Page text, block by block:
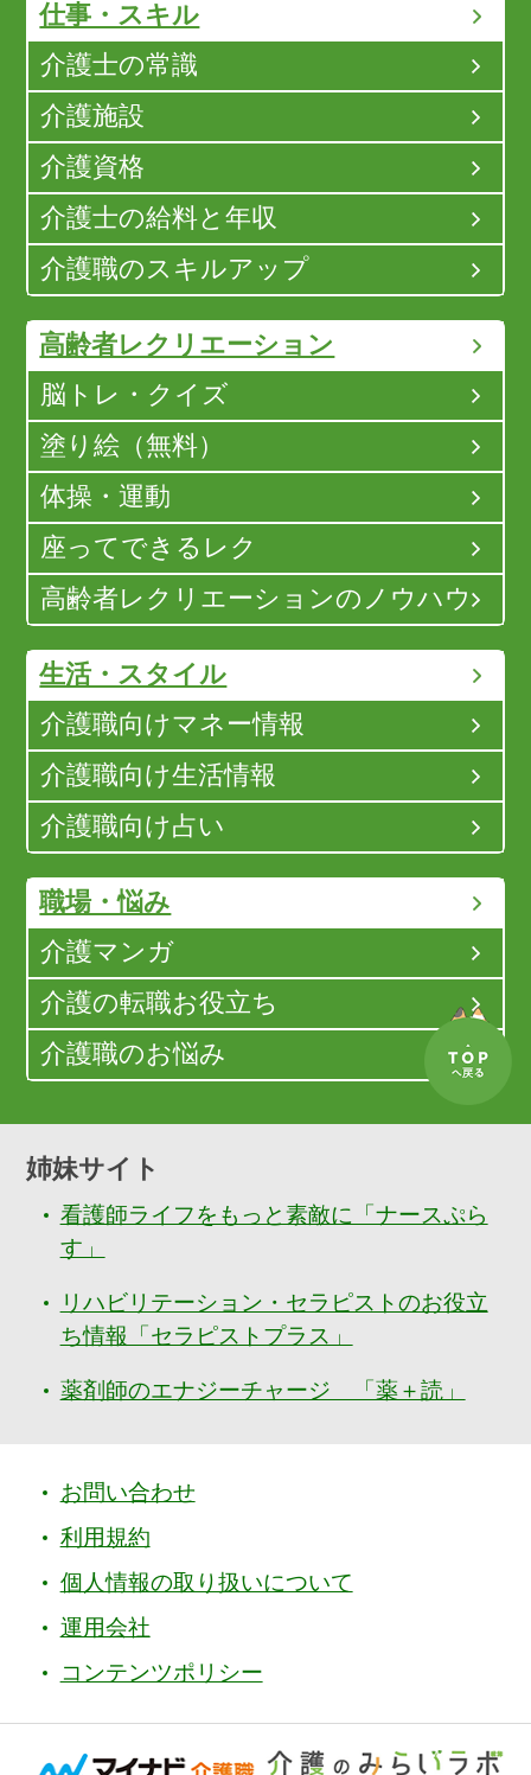
仕事・スキル
介護士の常識
介護施設
介護資格
介護士の給料と年収
介護職のスキルアップ
高齢者レクリエーション
脳トレ・クイズ
塗り絵（無料）
体操・運動
座ってできるレク
高齢者レクリエーションのノウハウ
生活・スタイル
介護職向けマネー情報
介護職向け生活情報
介護職向け占い
職場・悩み
介護マンガ
介護の転職お役立ち
介護職のお悩み
姉妹サイト
看護師ライフをもっと素敵に「ナースぷら
す」
リハビリテーション・セラピストのお役立
ち情報「セラピストプラス」
薬剤師のエナジーチャージ 「薬＋読」
お問い合わせ
利用規約
個人情報の取り扱いについて
運用会社
コンテンツポリシー